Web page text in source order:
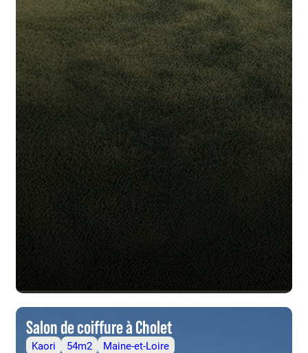
Salon de coiffure à Cholet
Kaori 54m2 Maine-et-Loire